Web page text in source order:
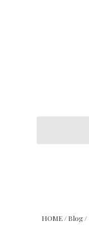
HOME / Blog /